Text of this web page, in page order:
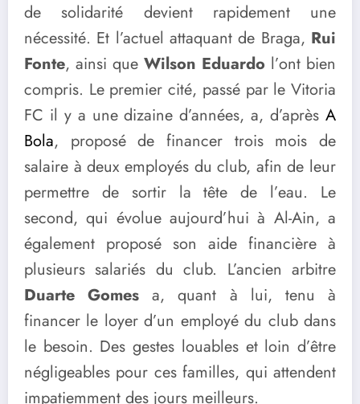
de solidarité devient rapidement une
nécessité. Et l’actuel attaquant de Braga, Rui
Fonte, ainsi que Wilson Eduardo l’ont bien
compris. Le premier cité, passé par le Vitoria
FC il y a une dizaine d’années, a, d’après A
Bola, proposé de financer trois mois de
salaire à deux employés du club, afin de leur
permettre de sortir la tête de l’eau. Le
second, qui évolue aujourd’hui à Al-Ain, a
également proposé son aide financière à
plusieurs salariés du club. L’ancien arbitre
Duarte Gomesa, quant à lui, tenu à
financer le loyer d’un employé du club dans
le besoin. Des gestes louables et loin d’être
négligeables pour ces familles, qui attendent
impatiemment des jours meilleurs.